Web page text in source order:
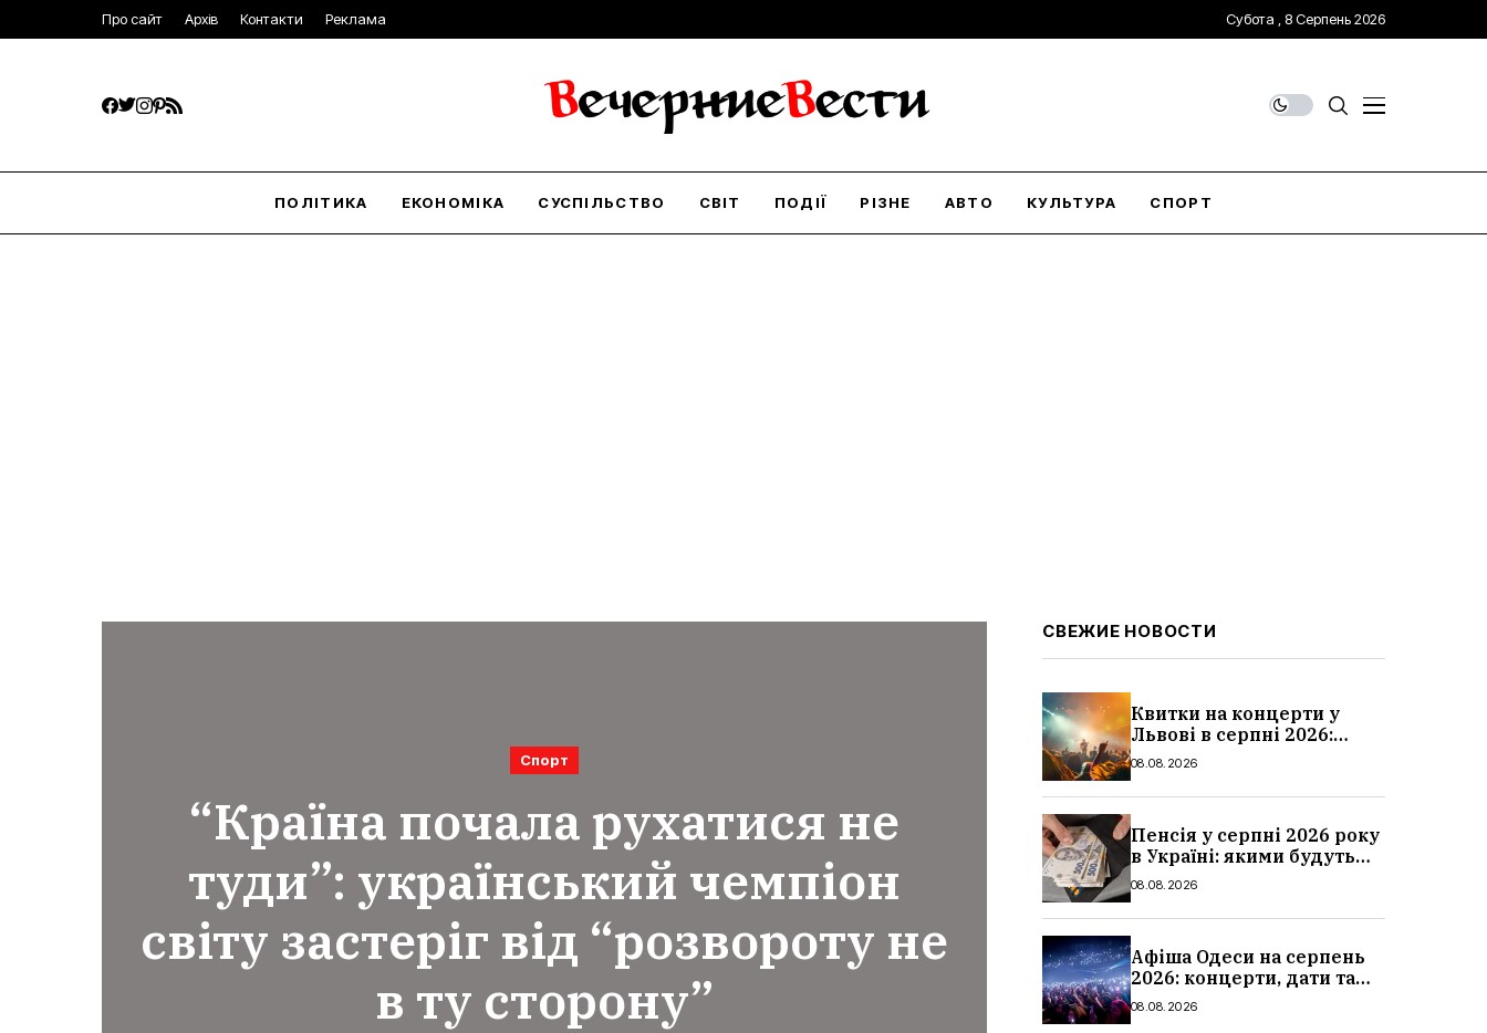
Про сайт Архів Контакти Реклама Субота , 8 Серпень 2026
ПОЛІТИКА ЕКОНОМІКА СУСПІЛЬСТВО СВІТ ПОДІЇ РІЗНЕ АВТО КУЛЬТУРА СПОРТ
Спорт
“Країна почала рухатися не
туди”: український чемпіон
світу застеріг від “розвороту не
в ту сторону”
СВЕЖИЕ НОВОСТИ
Квитки на концерти у
Львові в серпні 2026:
дати, ціни та локації
08.08.2026
Пенсія у серпні 2026 року
в Україні: якими будуть
мінімальні та
суми
08.08.2026
Афіша Одеси на серпень
2026: концерти, дати та
ціни квитків
08.08.2026